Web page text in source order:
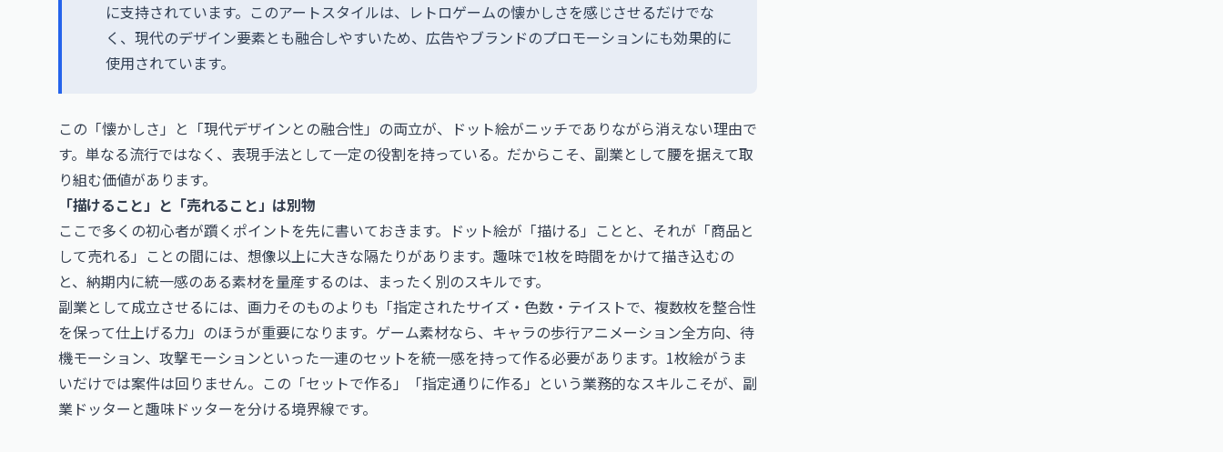
に支持されています。このアートスタイルは、レトロゲームの懐かしさを感じさせるだけでな
く、現代のデザイン要素とも融合しやすいため、広告やブランドのプロモーションにも効果的に
使用されています。
この「懐かしさ」と「現代デザインとの融合性」の両立が、ドット絵がニッチでありながら消えない理由で
す。単なる流行ではなく、表現手法として一定の役割を持っている。だからこそ、副業として腰を据えて取
り組む価値があります。
「描けること」と「売れること」は別物
ここで多くの初心者が躓くポイントを先に書いておきます。ドット絵が「描ける」ことと、それが「商品と
して売れる」ことの間には、想像以上に大きな隔たりがあります。趣味で1枚を時間をかけて描き込むの
と、納期内に統一感のある素材を量産するのは、まったく別のスキルです。
副業として成立させるには、画力そのものよりも「指定されたサイズ・色数・テイストで、複数枚を整合性
を保って仕上げる力」のほうが重要になります。ゲーム素材なら、キャラの歩行アニメーション全方向、待
機モーション、攻撃モーションといった一連のセットを統一感を持って作る必要があります。1枚絵がうま
いだけでは案件は回りません。この「セットで作る」「指定通りに作る」という業務的なスキルこそが、副
業ドッターと趣味ドッターを分ける境界線です。